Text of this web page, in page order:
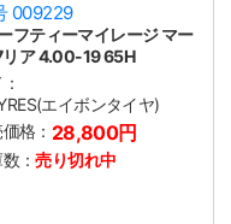
009229
フティーマイレージ マー
リア 4.00-19 65H
エイボンタイヤ)
格： 28,800円
：売り切れ中